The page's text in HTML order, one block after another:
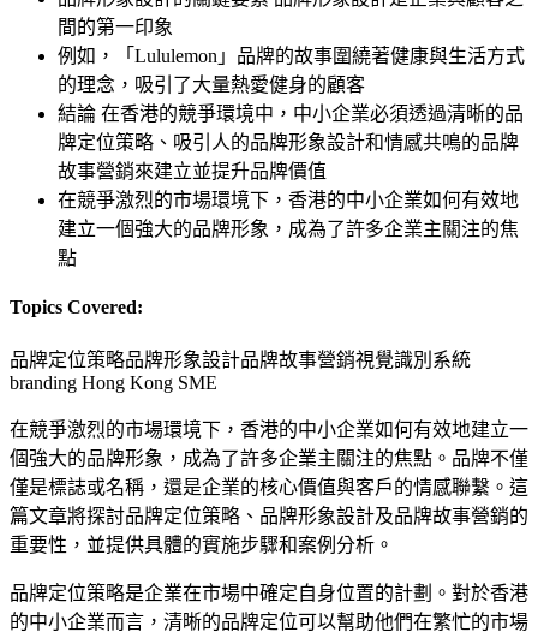
間的第一印象
例如，「Lululemon」品牌的故事圍繞著健康與生活方式
的理念，吸引了大量熱愛健身的顧客
結論 在香港的競爭環境中，中小企業必須透過清晰的品
牌定位策略、吸引人的品牌形象設計和情感共鳴的品牌
故事營銷來建立並提升品牌價值
在競爭激烈的市場環境下，香港的中小企業如何有效地
建立一個強大的品牌形象，成為了許多企業主關注的焦
點
Topics Covered:
品牌定位策略品牌形象設計品牌故事營銷視覺識別系統
branding Hong Kong SME
在競爭激烈的市場環境下，香港的中小企業如何有效地建立一
個強大的品牌形象，成為了許多企業主關注的焦點。品牌不僅
僅是標誌或名稱，還是企業的核心價值與客戶的情感聯繫。這
篇文章將探討品牌定位策略、品牌形象設計及品牌故事營銷的
重要性，並提供具體的實施步驟和案例分析。
品牌定位策略是企業在市場中確定自身位置的計劃。對於香港
的中小企業而言，清晰的品牌定位可以幫助他們在繁忙的市場